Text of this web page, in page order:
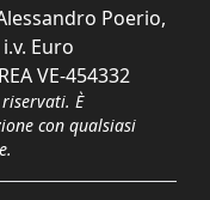
Poerio,
Euro
VE-454332
È
con qualsiasi